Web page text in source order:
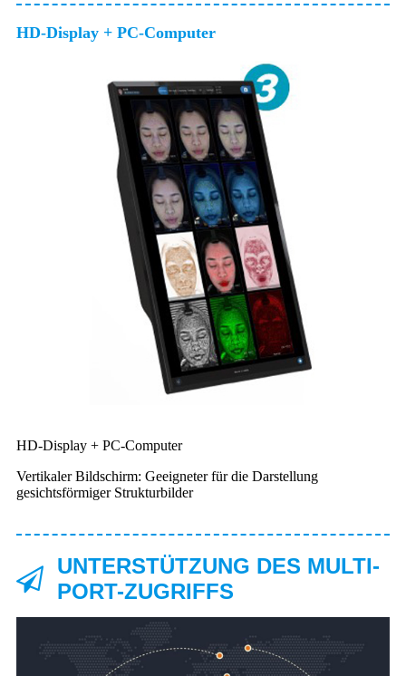
HD-Display + PC-Computer
HD-Display + PC-Computer
Vertikaler Bildschirm: Geeigneter für die Darstellung
gesichtsförmiger Strukturbilder
UNTERSTÜTZUNG DES MULTI-
PORT-ZUGRIFFS